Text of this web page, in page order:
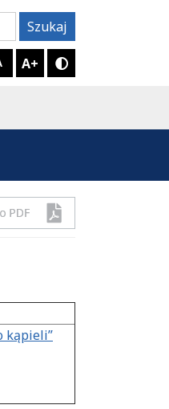
Szukaj
A+ Tryb
kąpieli”